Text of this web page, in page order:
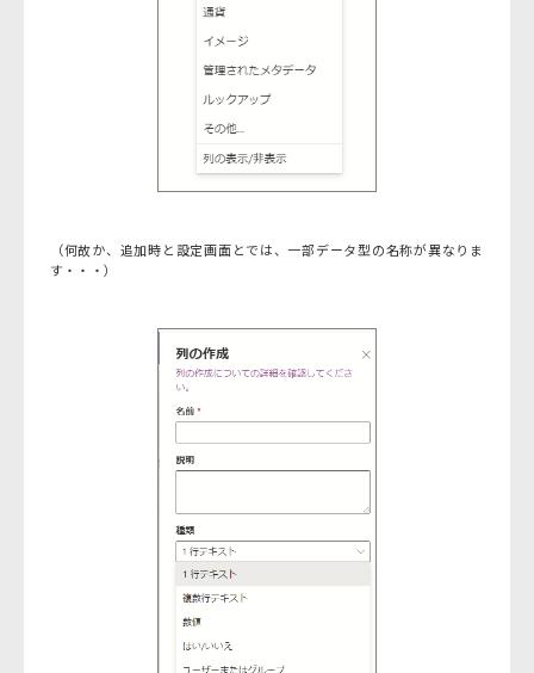
（何故か、追加時と設定画面とでは、一部データ型の名称が異なりま
す・・・）